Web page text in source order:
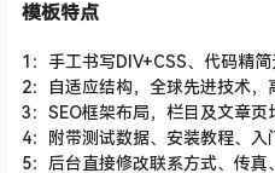
模板特点
1：手工书写DIV+CSS、代码精简
2：自适应结构，全球先进技术，
3：SEO框架布局，栏目及文章
4：附带测试数据、安装教程、入
5：后台直接修改联系方式、传